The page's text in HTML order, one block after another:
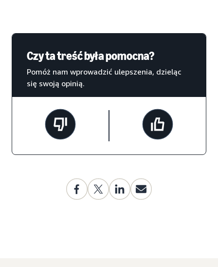
Czy ta treść była pomocna?
Pomóż nam wprowadzić ulepszenia, dzieląc
się swoją opinią.